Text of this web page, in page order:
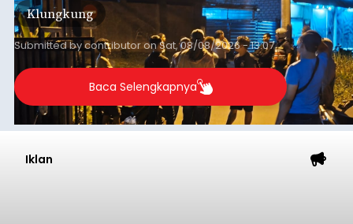
Sumba Barat Daya (SBD), Nusa Tenggara Timur
(NTT).
Klungkung
Submitted bycontributoronSat, 08/08/2026 - 13:07
Baca Selengkapnya
Iklan